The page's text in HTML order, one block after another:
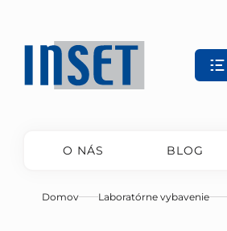
obsah
O NÁS BLOG
Domov Laboratórne vybavenie